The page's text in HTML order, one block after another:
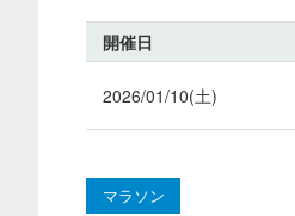
開催日
2026/01/10(土)
マラソン